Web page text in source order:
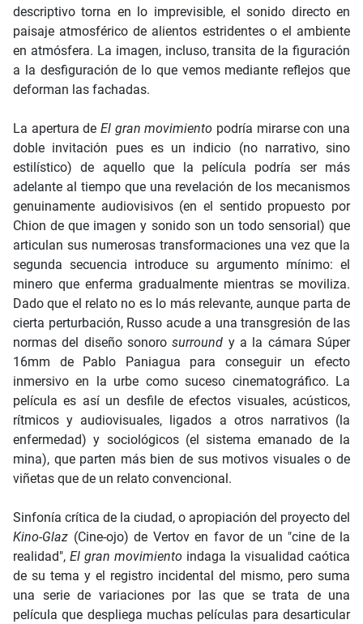
descriptivo torna en lo imprevisible, el sonido directo en
paisaje atmosférico de alientos estridentes o el ambiente
en atmósfera. La imagen, incluso, transita de la figuración
a la desfiguración de lo que vemos mediante reflejos que
deforman las fachadas.
La apertura de El gran movimiento podría mirarse con una
doble invitación pues es un indicio (no narrativo, sino
estilístico) de aquello que la película podría ser más
adelante al tiempo que una revelación de los mecanismos
genuinamente audiovisivos (en el sentido propuesto por
Chion de que imagen y sonido son un todo sensorial) que
articulan sus numerosas transformaciones una vez que la
segunda secuencia introduce su argumento mínimo: el
minero que enferma gradualmente mientras se moviliza.
Dado que el relato no es lo más relevante, aunque parta de
cierta perturbación, Russo acude a una transgresión de las
normas del diseño sonorosurround y a la cámara Súper
16mm de Pablo Paniagua para conseguir un efecto
inmersivo en la urbe como suceso cinematográfico. La
película es así un desfile de efectos visuales, acústicos,
rítmicos y audiovisuales, ligados a otros narrativos (la
enfermedad) y sociológicos (el sistema emanado de la
mina), que parten más bien de sus motivos visuales o de
viñetas que de un relato convencional.
Sinfonía crítica de la ciudad, o apropiación del proyecto del
Kino-Glaz (Cine-ojo) de Vertov en favor de un "cine de la
realidad", El gran movimiento indaga la visualidad caótica
de su tema y el registro incidental del mismo, pero suma
una serie de variaciones por las que se trata de una
película que despliega muchas películas para desarticular